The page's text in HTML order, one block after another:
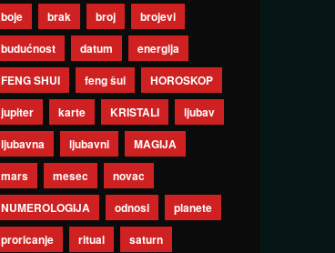
boje
brak broj
brojevi
budućnost
datum
energija
FENG SHUI
feng šui
HOROSKOP
jupiter
karte KRISTALI
ljubav
ljubavna
ljubavni
MAGIJA
mars
mesec
novac
NUMEROLOGIJA
odnosi
planete
proricanje
ritual saturn